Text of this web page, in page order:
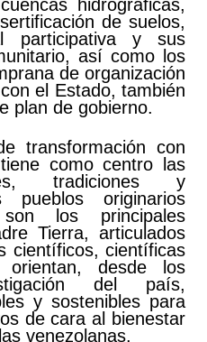
hidrográficas,
de suelos,
participativa y sus
así como los
de organización
el Estado, también
plan de gobierno.
transformación con
como centro las
tradiciones y
originarios
los principales
Tierra, articulados
científicos, científicas
desde los
del país,
y sostenibles para
de cara al bienestar
venezolanas.